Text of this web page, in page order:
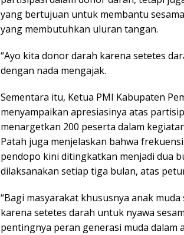
yang bertujuan untuk membantu
yang membutuhkan uluran tangan.
“Ayo kita donor darah karena setetes
dengan nada mengajak.
Sementara itu, Ketua PMI Kabupaten
menyampaikan apresiasinya atas
menargetkan 200 peserta dalam
Patah juga menjelaskan bahwa
pendopo kini ditingkatkan menjadi dua
dilaksanakan setiap tiga bulan, atas
“Bagi masyarakat khususnya anak
karena setetes darah untuk nyawa
pentingnya peran generasi muda dalam